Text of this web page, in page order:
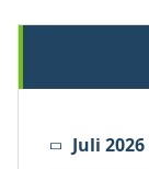
Juli 2026